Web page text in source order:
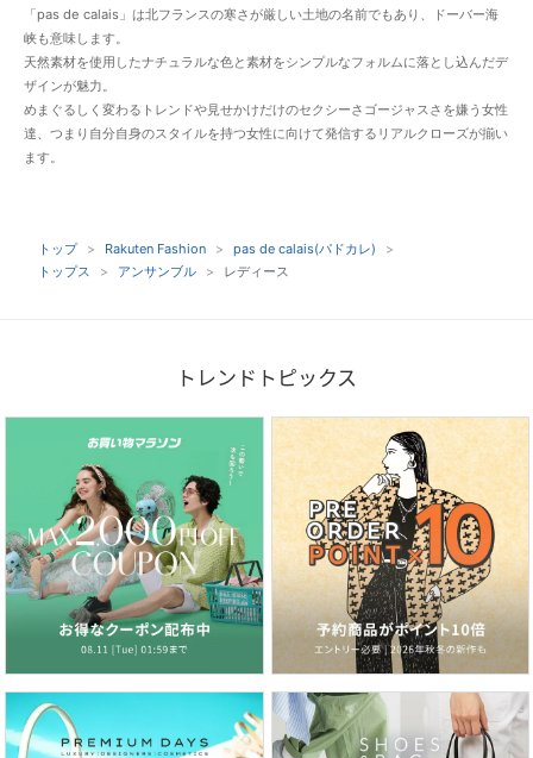
「pas de calais」は北フランスの寒さが厳しい土地の名前でもあり、ドーバー海
峡も意味します。
天然素材を使用したナチュラルな色と素材をシンプルなフォルムに落とし込んだデ
ザインが魅力。
めまぐるしく変わるトレンドや見せかけだけのセクシーさゴージャスさを嫌う女性
達、つまり自分自身のスタイルを持つ女性に向けて発信するリアルクローズが揃い
ます。
トップ Rakuten Fashion
pas de calais(パドカレ)
トップス
アンサンブル レディース
トレンドトピックス